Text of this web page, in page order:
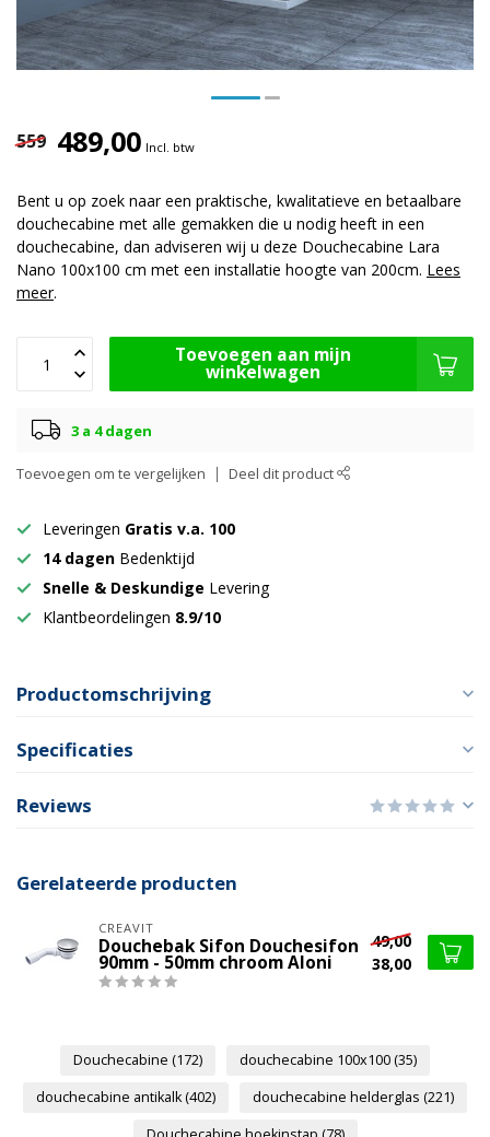
559 489,00 Incl. btw
Bent u op zoek naar een praktische, kwalitatieve en betaalbare
douchecabine met alle gemakken die u nodig heeft in een
douchecabine, dan adviseren wij u deze Douchecabine Lara
Nano 100x100 cm met een installatie hoogte van 200cm. Lees
meer.
Toevoegen aan mijn
winkelwagen
3 a 4 dagen
Toevoegen om te vergelijken Deel dit product
Leveringen Gratis v.a. 100
14 dagen Bedenktijd
Snelle & Deskundige Levering
Klantbeordelingen 8.9/10
Productomschrijving
Specificaties
Reviews
Gerelateerde producten
CREAVIT
Douchebak Sifon Douchesifon
90mm - 50mm chroom Aloni
49,00
38,00
Douchecabine (172) douchecabine 100x100(35)
douchecabine antikalk(402) douchecabine helderglas (221)